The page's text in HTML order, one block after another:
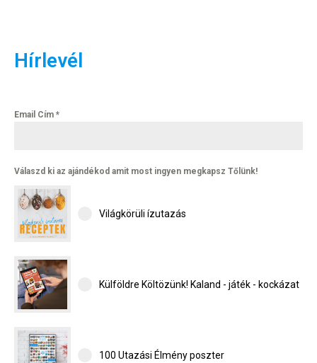
Hírlevél
Email Cím *
Válaszd ki az ajándékod amit most ingyen megkapsz Tőlünk!
Világkörüli ízutazás
Külföldre Költözünk! Kaland - játék - kockázat
100 Utazási Élmény poszter